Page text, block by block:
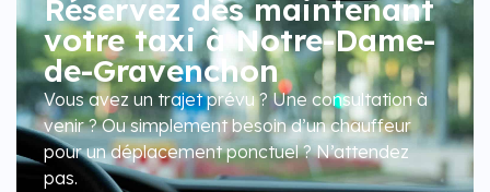
Réservez dès maintenant
votre taxi à Notre-Dame-
de-Gravenchon
Vous avez un trajet prévu ? Une consultation à
venir ? Ou simplement besoin d’un chauffeur
pour un déplacement ponctuel ? N’attendez
pas.